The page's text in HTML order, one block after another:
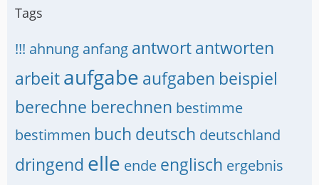
Tags
!!! ahnung anfang antwortantworten
arbeitaufgabe aufgaben beispiel
berechne berechnen bestimme
bestimmen buch deutsch deutschland
dringend elle ende englisch ergebnis